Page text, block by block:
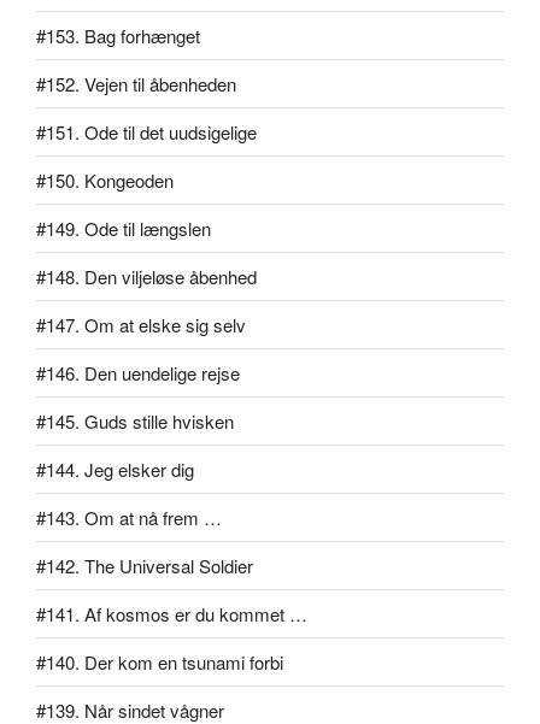
#153. Bag forhænget
#152. Vejen til åbenheden
#151. Ode til det uudsigelige
#150. Kongeoden
#149. Ode til længslen
#148. Den viljeløse åbenhed
#147. Om at elske sig selv
#146. Den uendelige rejse
#145. Guds stille hvisken
#144. Jeg elsker dig
#143. Om at nå frem …
#142. The Universal Soldier
#141. Af kosmos er du kommet …
#140. Der kom en tsunami forbi
#139. Når sindet vågner